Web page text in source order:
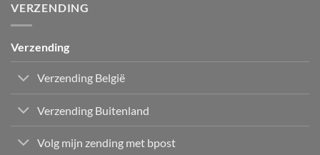
VERZENDING
Verzending
Verzending België
Verzending Buitenland
Volg mijn zending met bpost